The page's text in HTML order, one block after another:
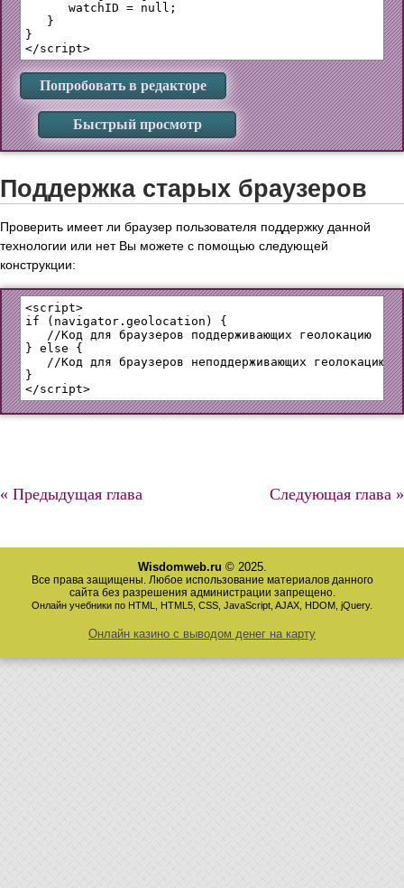
      watchID = null;
   }
}
Попробовать в редакторе
Быстрый просмотр
Поддержка старых браузеров
Проверить имеет ли браузер пользователя поддержку данной
технологии или нет Вы можете с помощью следующей
конструкции:
<script>
if (navigator.geolocation) {
   //Код для браузеров поддерживающих геолокацию
} else {
   //Код для браузеров неподдерживающих геолокацию
}
« Предыдущая глава Следующая глава »
Wisdomweb.ru © 2025.
Все права защищены. Любое использование материалов данного
сайта без разрешения администрации запрещено.
Онлайн учебники по HTML, HTML5, CSS, JavaScript, AJAX, HDOM, jQuery.
Онлайн казино с выводом денег на карту